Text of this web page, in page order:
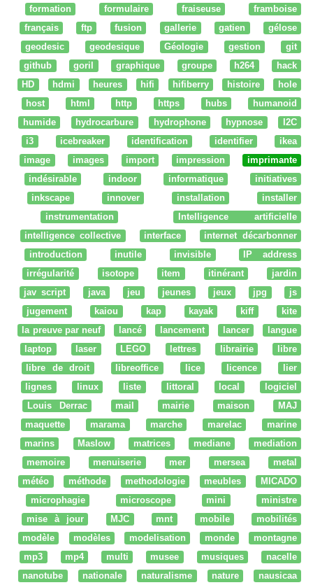
formation formulaire fraiseuse
framboise
français
ftp fusion gallerie gatien
gélose
geodesic
geodesique Géologie gestion
git
github
goril graphique groupe h264
hack
HD
hdmi heures hifi hifiberry histoire
hole
host
html http https hubs
humanoid
humide
hydrocarbure hydrophone hypnose
I2C
i3
icebreaker identification identifier
ikea
image
images import impression
imprimante
indésirable
indoor informatique
initiatives
inkscape
innover installation
installer
instrumentation
Intelligence artificielle
intelligence collective
interface
internet décarbonner
introduction
inutile invisible
IP address
irrégularité
isotope item itinérant
jardin
jav script
java jeu jeunes jeux jpg
js
jugement
kaiou kap kayak kiff
kite
la preuve par neuf
lancé lancement lancer
langue
laptop
laser LEGO lettres librairie
libre
libre de droit
libreoffice lice licence
lier
lignes
linux liste littoral local
logiciel
Louis Derrac
mail mairie maison
MAJ
maquette
marama marche marelac
marine
marins
Maslow matrices mediane
mediation
memoire
menuiserie mer mersea
metal
météo
méthode methodologie meubles
MICADO
microphagie
microscope mini
ministre
mise à jour
MJC mnt mobile
mobilités
modèle
modèles modelisation monde
montagne
mp3
mp4 multi musee musiques
nacelle
nanotube
nationale naturalisme nature
nausicaa